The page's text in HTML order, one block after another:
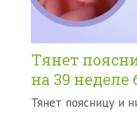
Тянет
на 39
Тянет поясницу и